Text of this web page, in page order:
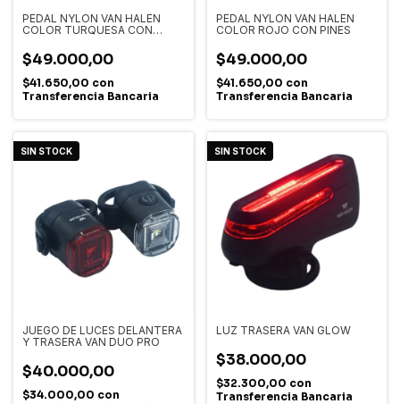
PEDAL NYLON VAN HALEN
COLOR TURQUESA CON
$49.000,00
$41.650,00 con
Transferencia Bancaria
PEDAL NYLON VAN HALEN
COLOR ROJO CON PINES
$49.000,00
$41.650,00 con
Transferencia Bancaria
SIN STOCK
JUEGO DE LUCES DELANTERA
Y TRASERA VAN DUO PRO
$40.000,00
$34.000,00 con
SIN STOCK
LUZ TRASERA VAN GLOW
$38.000,00
$32.300,00 con
Transferencia Bancaria